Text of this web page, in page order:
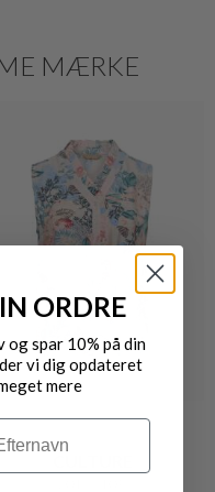
MÆRKE
ORDRE
og spar 10% på din
vi dig opdateret
mere